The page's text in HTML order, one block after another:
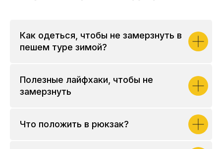
Как одеться, чтобы не замерзнуть в
пешем туре зимой?
Полезные лайфхаки, чтобы не
замерзнуть
Что положить в рюкзак?